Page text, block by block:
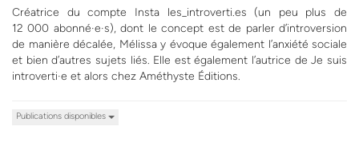
Créatrice du compte Insta les_introverti.es (un peu plus de
12 000 abonné·e·s), dont le concept est de parler d’introversion
de manière décalée, Mélissa y évoque également l’anxiété sociale
et bien d’autres sujets liés. Elle est également l’autrice de Je suis
introverti·e et alors chez Améthyste Éditions.
Publications disponibles